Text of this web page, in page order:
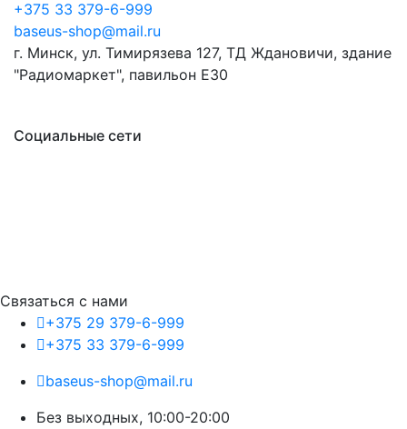
+375 33 379-6-999
baseus-shop@mail.ru
г. Минск, ул. Тимирязева 127, ТД Ждановичи, здание
"Радиомаркет", павильон E30
Социальные сети
Связаться с нами
+375 29 379-6-999
+375 33 379-6-999
baseus-shop@mail.ru
Без выходных, 10:00-20:00